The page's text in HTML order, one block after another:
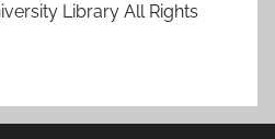
Library All Rights